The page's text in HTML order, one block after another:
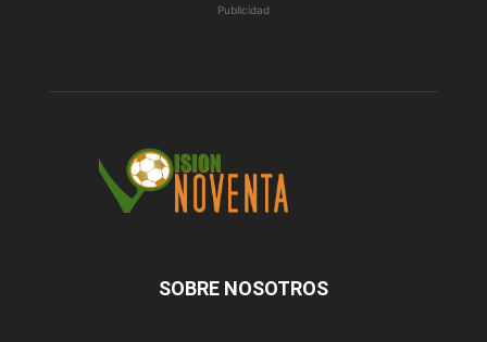
Publicidad
SOBRE NOSOTROS